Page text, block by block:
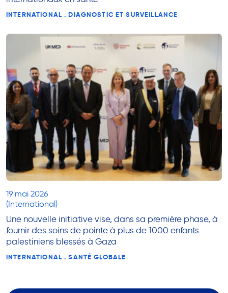
INTERNATIONAL . DIAGNOSTIC ET SURVEILLANCE
19 mai 2026
(International)
Une nouvelle initiative vise, dans sa première phase, à
fournir des soins de pointe à plus de 1000 enfants
palestiniens blessés à Gaza
INTERNATIONAL . SANTÉ GLOBALE